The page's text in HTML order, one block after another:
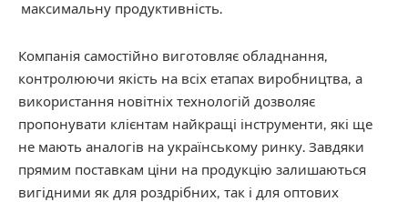
максимальну продуктивність.
Компанія самостійно виготовляє обладнання,
контролюючи якість на всіх етапах виробництва, а
використання новітніх технологій дозволяє
пропонувати клієнтам найкращі інструменти, які ще
не мають аналогів на українському ринку. Завдяки
прямим поставкам ціни на продукцію залишаються
вигідними як для роздрібних, так і для оптових